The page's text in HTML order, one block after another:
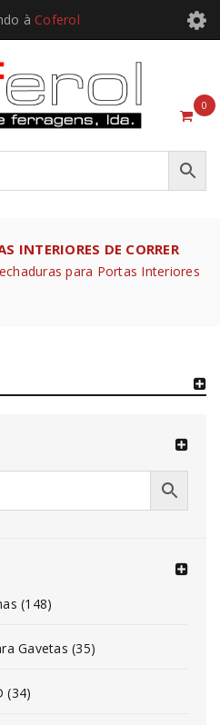
à Coferol
0
INTERIORES DE CORRER
para Portas Interiores
(148)
Gavetas (35)
(34)